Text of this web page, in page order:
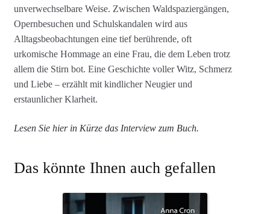
unverwechselbare Weise. Zwischen Waldspaziergängen,
Opernbesuchen und Schulskandalen wird aus
Alltagsbeobachtungen eine tief berührende, oft
urkomische Hommage an eine Frau, die dem Leben trotz
allem die Stirn bot. Eine Geschichte voller Witz, Schmerz
und Liebe – erzählt mit kindlicher Neugier und
erstaunlicher Klarheit.
Lesen Sie hier in Kürze das Interview zum Buch.
Das könnte Ihnen auch gefallen